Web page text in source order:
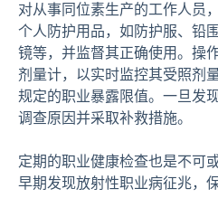
对从事同位素生产的工作人员
个人防护用品，如防护服、铅
镜等，并监督其正确使用。操
剂量计，以实时监控其受照剂
规定的职业暴露限值。一旦发
调查原因并采取补救措施。
定期的职业健康检查也是不可
早期发现放射性职业病征兆，